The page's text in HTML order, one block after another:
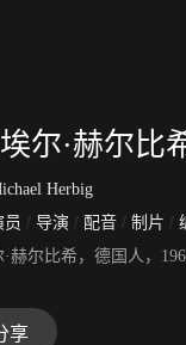
尔·赫尔比
Herbig
员 / 导演 / 配音 / 制片 /
赫尔比希，德国人，
享